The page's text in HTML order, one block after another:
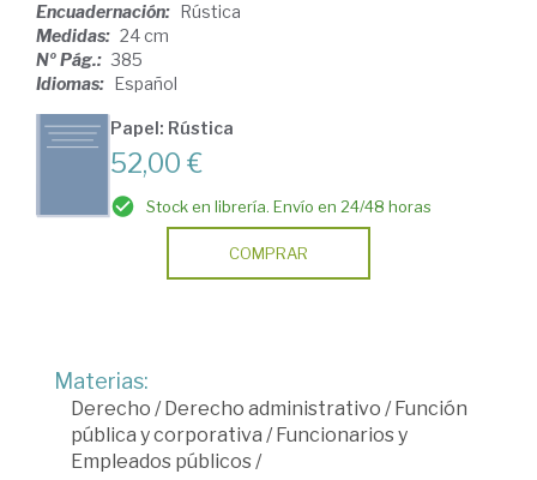
Encuadernación: Rústica
Medidas: 24 cm
Nº Pág.: 385
Idiomas: Español
Papel: Rústica
52,00 €
Stock en librería. Envío en 24/48 horas
COMPRAR
Materias:
Derecho /Derecho administrativo /Función
pública y corporativa /Funcionarios y
Empleados públicos/